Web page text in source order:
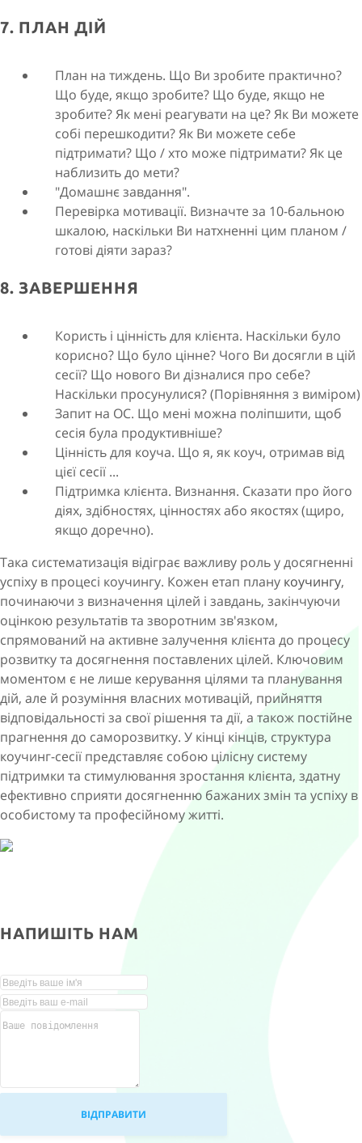
7. ПЛАН ДІЙ
План на тиждень. Що Ви зробите практично?
Що буде, якщо зробите? Що буде, якщо не
зробите? Як мені реагувати на це? Як Ви можете
собі перешкодити? Як Ви можете себе
підтримати? Що / хто може підтримати? Як це
наблизить до мети?
"Домашнє завдання".
Перевірка мотивації. Визначте за 10-бальною
шкалою, наскільки Ви натхненні цим планом /
готові діяти зараз?
8. ЗАВЕРШЕННЯ
Користь і цінність для клієнта. Наскільки було
корисно? Що було цінне? Чого Ви досягли в цій
сесії? Що нового Ви дізналися про себе?
Наскільки просунулися? (Порівняння з виміром)
Запит на ОС. Що мені можна поліпшити, щоб
сесія була продуктивніше?
Цінність для коуча. Що я, як коуч, отримав від
цієї сесії ...
Підтримка клієнта. Визнання. Сказати про його
діях, здібностях, цінностях або якостях (щиро,
якщо доречно).
Така систематизація відіграє важливу роль у досягненні
успіху в процесі коучингу. Кожен етап плану коучингу,
починаючи з визначення цілей і завдань, закінчуючи
оцінкою результатів та зворотним зв'язком,
спрямований на активне залучення клієнта до процесу
розвитку та досягнення поставлених цілей. Ключовим
моментом є не лише керування цілями та планування
дій, але й розуміння власних мотивацій, прийняття
відповідальності за свої рішення та дії, а також постійне
прагнення до саморозвитку. У кінці кінців, структура
коучинг-сесії представляє собою цілісну систему
підтримки та стимулювання зростання клієнта, здатну
ефективно сприяти досягненню бажаних змін та успіху в
особистому та професійному житті.
НАПИШІТЬ НАМ